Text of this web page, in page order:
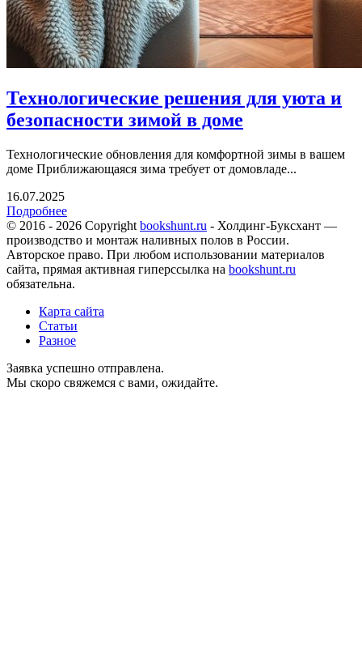
Технологические решения для уюта и
безопасности зимой в доме
Технологические обновления для комфортной зимы в вашем
доме Приближающаяся зима требует от домовладе...
16.07.2025
Подробнее
© 2016 - 2026 Copyright bookshunt.ru - Холдинг-Буксхант —
производство и монтаж наливных полов в России.
Авторское право. При любом использовании материалов
сайта, прямая активная гиперссылка на bookshunt.ru
обязательна.
Карта сайта
Статьи
Разное
Заявка успешно отправлена.
Мы скоро свяжемся с вами, ожидайте.